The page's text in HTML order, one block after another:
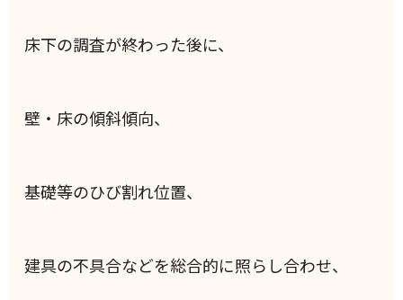
床下の調査が終わった後に、
壁・床の傾斜傾向、
基礎等のひび割れ位置、
建具の不具合などを総合的に照らし合わせ、